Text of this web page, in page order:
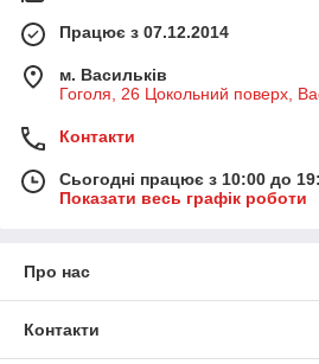
Працює з 07.12.2014
м. Васильків
Гоголя, 26 Цокольний поверх,
Контакти
Сьогодні працює з 10:00 до
Показати весь графік роботи
Про нас
Контакти